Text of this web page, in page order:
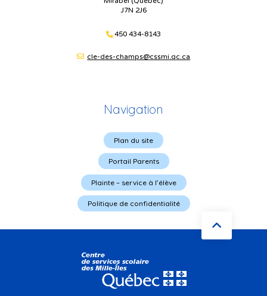
J7N 2J6
450 434-8143
cle-des-champs@cssmi.qc.ca
Navigation
Plan du site
Portail Parents
Plainte – service à l’élève
Politique de confidentialité